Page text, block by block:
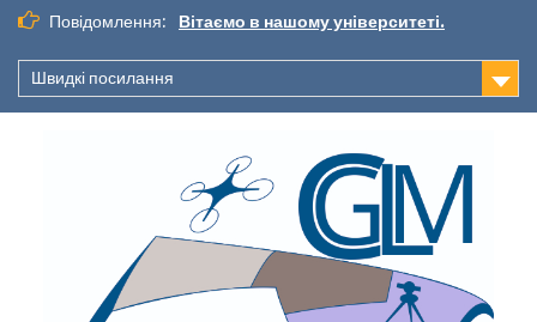
Повідомлення: Вітаємо в нашому університеті.
Швидкі посилання